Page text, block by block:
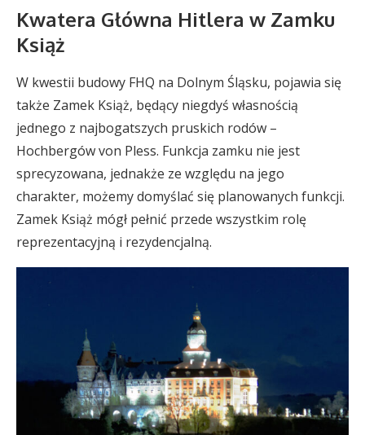
Kwatera Główna Hitlera w Zamku
Książ
W kwestii budowy FHQ na Dolnym Śląsku, pojawia się
także Zamek Książ, będący niegdyś własnością
jednego z najbogatszych pruskich rodów –
Hochbergów von Pless. Funkcja zamku nie jest
sprecyzowana, jednakże ze względu na jego
charakter, możemy domyślać się planowanych funkcji.
Zamek Książ mógł pełnić przede wszystkim rolę
reprezentacyjną i rezydencjalną.